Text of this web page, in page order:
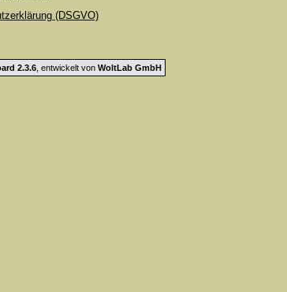
(DSGVO)
2.3.6, entwickelt von WoltLab GmbH